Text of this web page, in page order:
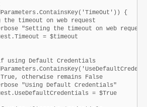
{
the timeout on web request
"Setting the timeout on web
= $timeout
using Default Credentials
otherwise remains False
"Using Default Credentials"
= $True